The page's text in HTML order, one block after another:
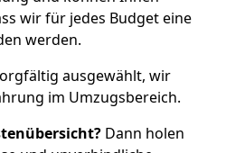
wir für jedes Budget eine
werden.
ausgewählt, wir
im Umzugsbereich.
Dann holen